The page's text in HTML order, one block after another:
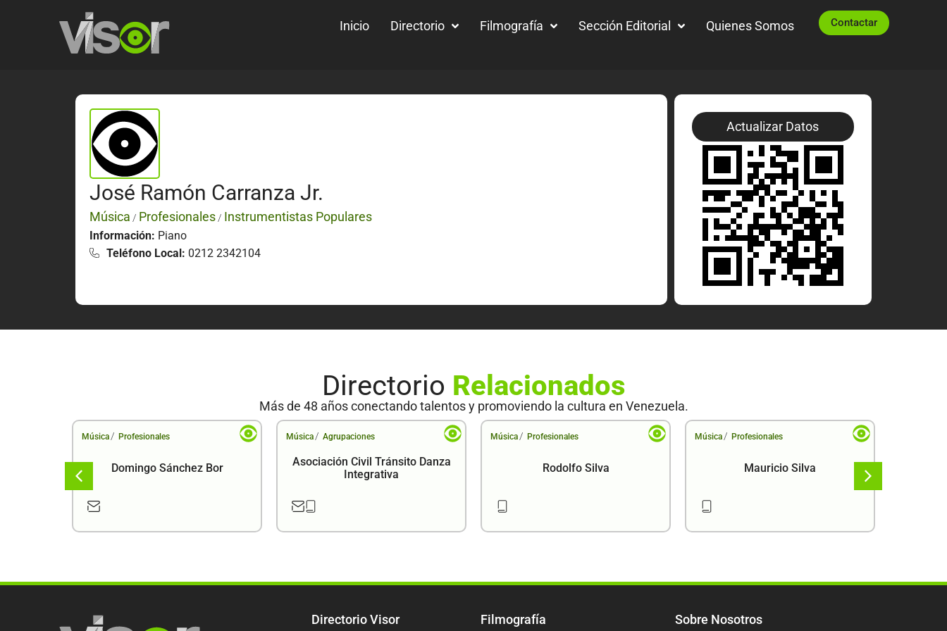
Inicio Directorio Filmografía Sección Editorial Quienes Somos Contactar
José Ramón Carranza Jr.
Música / Profesionales / Instrumentistas Populares
Información: Piano
Teléfono Local: 0212 2342104
Actualizar Datos
Directorio Relacionados
Más de 48 años conectando talentos y promoviendo la cultura en Venezuela.
Música / Profesionales
Domingo Sánchez Bor
Música / Agrupaciones
Asociación Civil Tránsito Danza
Integrativa
Música / Profesionales
Rodolfo Silva
Música / Profesionales
Mauricio Silva
Directorio Visor Filmografía Sobre Nosotros